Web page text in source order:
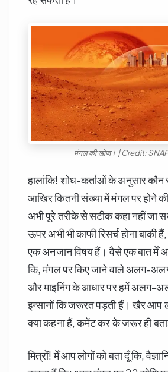
मंगल की खोज। | Credit:
हालांकि! शोध-कर्ताओं के अनुसार कौन
आखिर कितनी संख्या में मंगल पर होने
अभी पूरे तरीके से सटीक कहा नहीं जा
ऊपर अभी भी काफी रिसर्च होना बाकी
एक अनजान विषय हैं। वैसे एक बात मेँ
कि, मंगल पर किए जाने वाले अलग-
और माइनिंग के आधार पर हमें अलग-
इन्सानों कि जरूरत पड़ती हैं। खैर आप
क्या कहना हैं, कमेंट कर के जरूर ही
मित्रों! मेँ आप लोगों को बता दूँ कि,